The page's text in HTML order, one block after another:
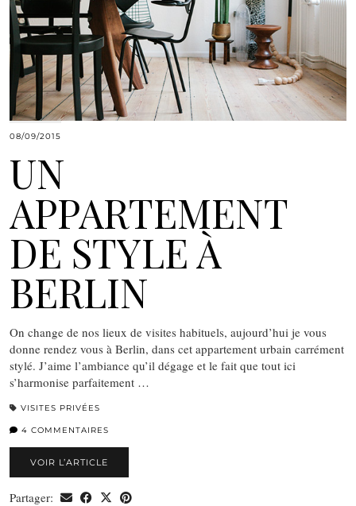
08/09/2015
UN
APPARTEMENT
DE STYLE À
BERLIN
On change de nos lieux de visites habituels, aujourd’hui je vous
donne rendez vous à Berlin, dans cet appartement urbain carrément
stylé. J’aime l’ambiance qu’il dégage et le fait que tout ici
s’harmonise parfaitement …
VISITES PRIVÉES
4 COMMENTAIRES
VOIR L’ARTICLE
Partager: